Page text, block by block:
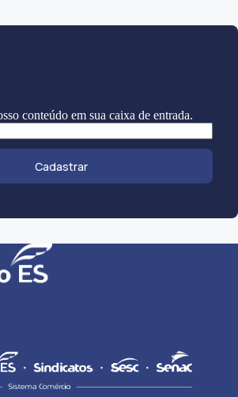
conteúdo em sua caixa de entrada.
Cadastrar